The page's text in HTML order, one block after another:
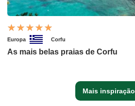
Europa Corfu
As mais belas praias de Corfu
Mais inspiração